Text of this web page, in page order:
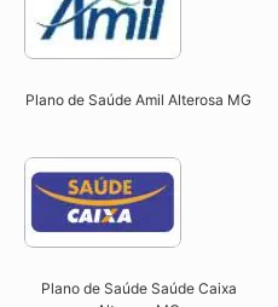
Plano de Saúde Amil Alterosa MG
Plano de Saúde Saúde Caixa